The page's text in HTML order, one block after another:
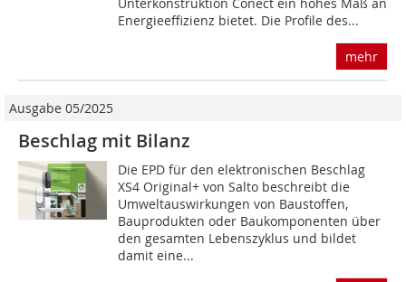
Energieeffizienz bietet. Die Profile des...
mehr
Ausgabe 05/2025
Beschlag mit Bilanz
Die EPD für den elektronischen Beschlag
XS4 Original+ von Salto beschreibt die
Umweltauswirkungen von Baustoffen,
Bauprodukten oder Baukomponenten über
den gesamten Lebenszyklus und bildet
damit eine...